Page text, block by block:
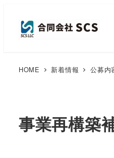
HOME 新着情報 公募内
事業再構築